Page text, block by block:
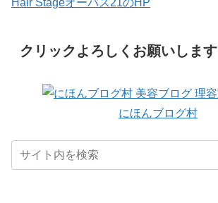
Hair Stageオーパス21のHP
クリックよろしくお願いします
にほんブログ村